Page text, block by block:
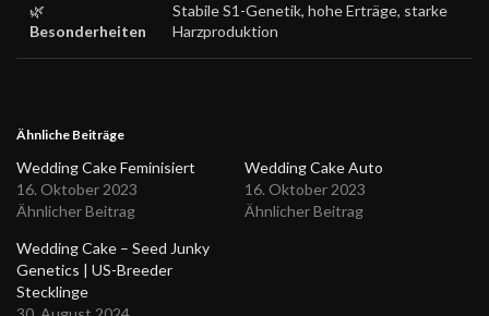
🌿
Besonderheiten
Stabile S1-Genetik, hohe Erträge, starke
Harzproduktion
Ähnliche Beiträge
Wedding Cake Feminisiert
16. Oktober 2023
Ähnlicher Beitrag
Wedding Cake Auto
16. Oktober 2023
Ähnlicher Beitrag
Wedding Cake – Seed Junky
Genetics | US-Breeder
Stecklinge